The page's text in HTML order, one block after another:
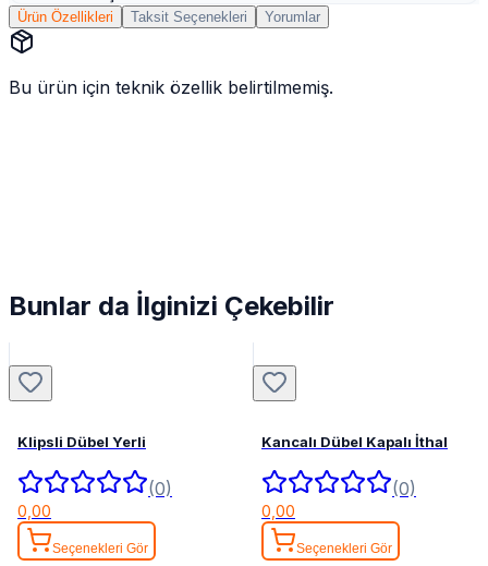
Ürün Özellikleri Taksit Seçenekleri Yorumlar
Bu ürün için teknik özellik belirtilmemiş.
Bunlar da İlginizi Çekebilir
Klipsli Dübel Yerli
(0)
0,00
Seçenekleri Gör
Kancalı Dübel Kapalı İthal
(0)
0,00
Seçenekleri Gör